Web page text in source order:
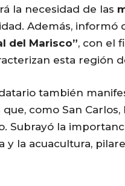
la necesidad de las
Además, informó
del Marisco”, con el
esta región
también
que, como San
Subrayó la
y la acuacultura,